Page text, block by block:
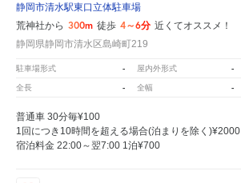
静岡市清水駅東口立体駐車場
荒神社から 300m 徒歩 4～6分 近くてオススメ！
静岡県静岡市清水区島崎町219
駐車場形式 - 屋内外形式 -
全長 - 全幅 -
普通車 30分毎¥100
1回につき10時間を超える場合(泊まりを除く)¥2000
宿泊料金 22:00～翌7:00 1泊¥700